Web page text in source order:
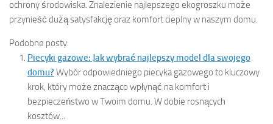
ochrony środowiska. Znalezienie najlepszego ekogroszku może
przynieść dużą satysfakcję oraz komfort cieplny w naszym domu.
Podobne posty:
Piecyki gazowe: Jak wybrać najlepszy model dla swojego
domu? Wybór odpowiedniego piecyka gazowego to kluczowy
krok, który może znacząco wpłynąć na komfort i
bezpieczeństwo w Twoim domu. W dobie rosnących
kosztów...